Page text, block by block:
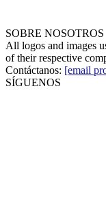
SOBRE NOSOTROS
All logos and images
of their respective
Contáctanos: [email
SÍGUENOS